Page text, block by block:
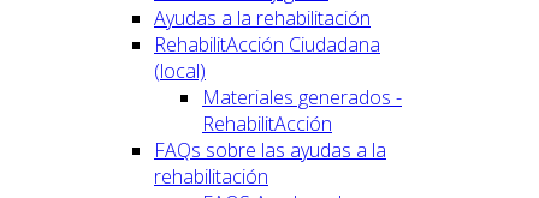
Ayudas a la rehabilitación
RehabilitAcción Ciudadana
(local)
Materiales generados -
RehabilitAcción
FAQs sobre las ayudas a la
rehabilitación